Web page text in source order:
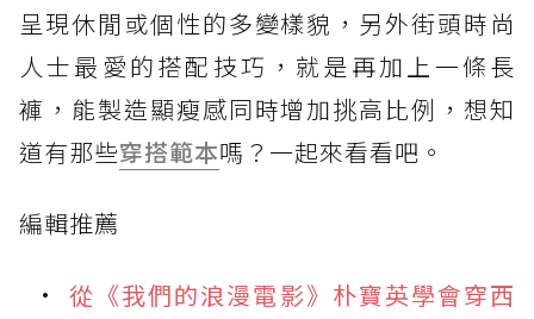
呈現休閒或個性的多變樣貌，另外街頭時尚
人士最愛的搭配技巧，就是再加上一條長
褲，能製造顯瘦感同時增加挑高比例，想知
道有那些穿搭範本嗎？一起來看看吧。
編輯推薦
從《我們的浪漫電影》朴寶英學會穿西